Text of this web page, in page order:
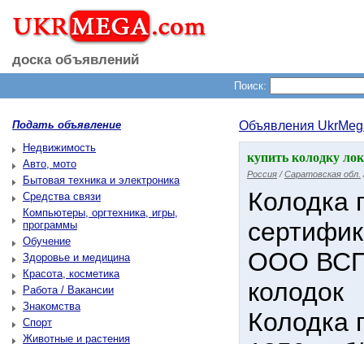
доска объявлений
Поиск:
Подать объявление
Недвижимость
Авто, мото
Бытовая техника и электроника
Средства связи
Компьютеры, оргтехника, игры,
программы
Обучение
Здоровье и медицина
Красота, косметика
Работа / Вакансии
Знакомства
Спорт
Животные и растения
Объявления
купить колодку
Россия /Саратовская обл.
Колодка
ООО
колодок
Колодка